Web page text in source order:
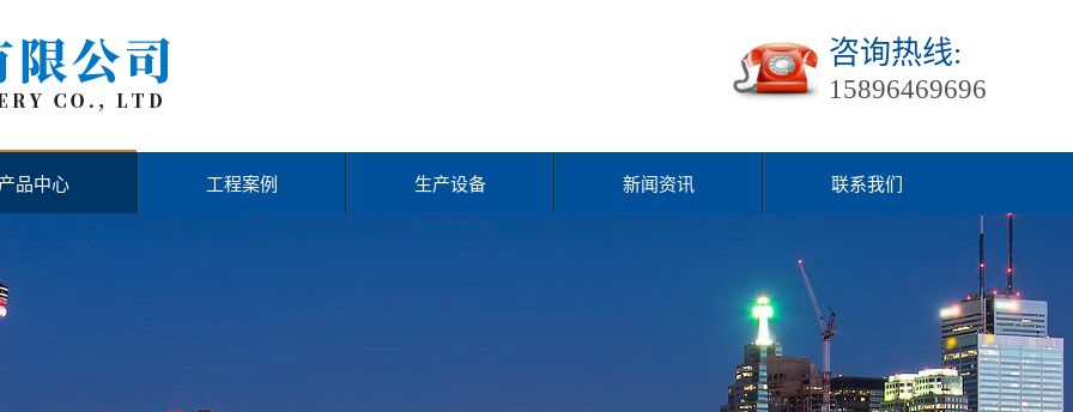
咨询热线:
15896469696
品中心 工程案例 生产设备 新闻资讯 联系我们